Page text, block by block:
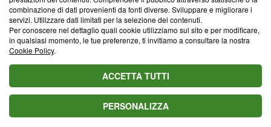
Cookie Policy
Blasting SA, IDI CHE-247.845.224, Via Carlo Frasca, 3 - 6900
Lugano (Svizzera) Tel:+39 0690258937
© 2026 Blasting News
combinazione di dati provenienti da fonti diverse. Sviluppare e migliorare i
servizi. Utilizzare dati limitati per la selezione dei contenuti.
Per conoscere nel dettaglio quali cookie utilizziamo sul sito e per modificare,
in qualsiasi momento, le tue preferenze, ti invitiamo a consultare la nostra
Cookie Policy.
ACCETTA TUTTI
PERSONALIZZA